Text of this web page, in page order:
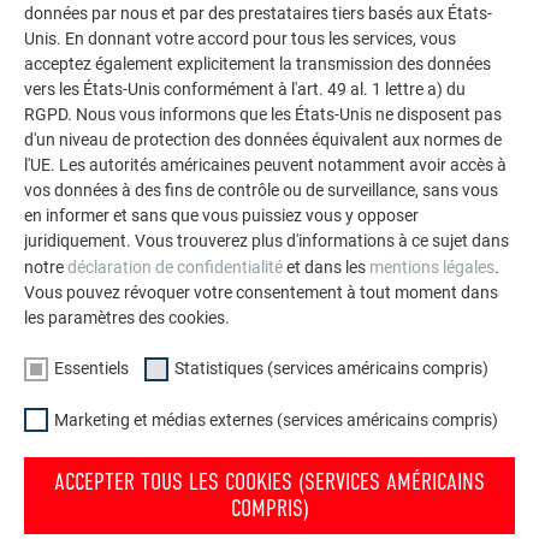
durables de PREFA pour toitures, systèmes solaires et
façades.
VOIR DAVANTAGE DE RÉFÉRENCES
données par nous et par des prestataires tiers basés aux États-
Unis. En donnant votre accord pour tous les services, vous
acceptez également explicitement la transmission des données
vers les États-Unis conformément à l'art. 49 al. 1 lettre a) du
RGPD. Nous vous informons que les États-Unis ne disposent pas
d'un niveau de protection des données équivalent aux normes de
l'UE. Les autorités américaines peuvent notamment avoir accès à
vos données à des fins de contrôle ou de surveillance, sans vous
en informer et sans que vous puissiez vous y opposer
juridiquement. Vous trouverez plus d'informations à ce sujet dans
notredéclaration de confidentialitéet dans les mentions légales.
Vous pouvez révoquer votre consentement à tout moment dans
les paramètres des cookies.
Essentiels Statistiques (services américains compris)
Marketing et médias externes (services américains compris)
ACCEPTER TOUS LES COOKIES (SERVICES AMÉRICAINS
COMPRIS)